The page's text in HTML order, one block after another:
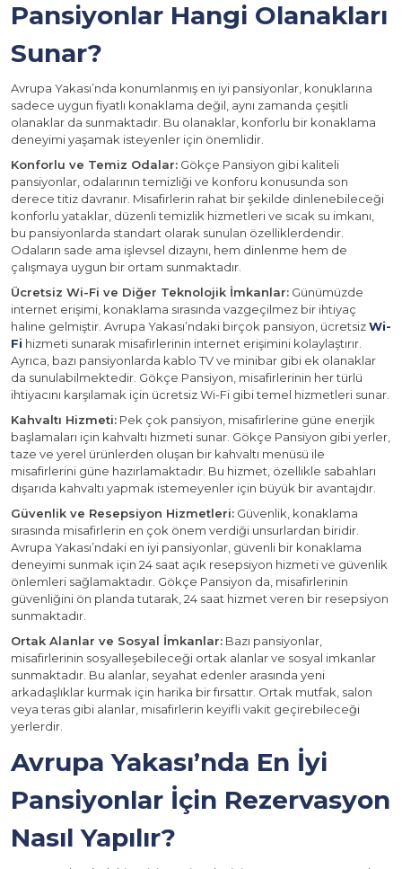
Pansiyonlar Hangi Olanakları
Sunar?
Avrupa Yakası’nda konumlanmış en iyi pansiyonlar, konuklarına
sadece uygun fiyatlı konaklama değil, aynı zamanda çeşitli
olanaklar da sunmaktadır. Bu olanaklar, konforlu bir konaklama
deneyimi yaşamak isteyenler için önemlidir.
Konforlu ve Temiz Odalar: Gökçe Pansiyon gibi kaliteli
pansiyonlar, odalarının temizliği ve konforu konusunda son
derece titiz davranır. Misafirlerin rahat bir şekilde dinlenebileceği
konforlu yataklar, düzenli temizlik hizmetleri ve sıcak su imkanı,
bu pansiyonlarda standart olarak sunulan özelliklerdendir.
Odaların sade ama işlevsel dizaynı, hem dinlenme hem de
çalışmaya uygun bir ortam sunmaktadır.
Ücretsiz Wi-Fi ve Diğer Teknolojik İmkanlar: Günümüzde
internet erişimi, konaklama sırasında vazgeçilmez bir ihtiyaç
haline gelmiştir. Avrupa Yakası’ndaki birçok pansiyon, ücretsizWi-
Fi hizmeti sunarak misafirlerinin internet erişimini kolaylaştırır.
Ayrıca, bazı pansiyonlarda kablo TV ve minibar gibi ek olanaklar
da sunulabilmektedir. Gökçe Pansiyon, misafirlerinin her türlü
ihtiyacını karşılamak için ücretsiz Wi-Fi gibi temel hizmetleri sunar.
Kahvaltı Hizmeti: Pek çok pansiyon, misafirlerine güne enerjik
başlamaları için kahvaltı hizmeti sunar. Gökçe Pansiyon gibi yerler,
taze ve yerel ürünlerden oluşan bir kahvaltı menüsü ile
misafirlerini güne hazırlamaktadır. Bu hizmet, özellikle sabahları
dışarıda kahvaltı yapmak istemeyenler için büyük bir avantajdır.
Güvenlik ve Resepsiyon Hizmetleri: Güvenlik, konaklama
sırasında misafirlerin en çok önem verdiği unsurlardan biridir.
Avrupa Yakası’ndaki en iyi pansiyonlar, güvenli bir konaklama
deneyimi sunmak için 24 saat açık resepsiyon hizmeti ve güvenlik
önlemleri sağlamaktadır. Gökçe Pansiyon da, misafirlerinin
güvenliğini ön planda tutarak, 24 saat hizmet veren bir resepsiyon
sunmaktadır.
Ortak Alanlar ve Sosyal İmkanlar: Bazı pansiyonlar,
misafirlerinin sosyalleşebileceği ortak alanlar ve sosyal imkanlar
sunmaktadır. Bu alanlar, seyahat edenler arasında yeni
arkadaşlıklar kurmak için harika bir fırsattır. Ortak mutfak, salon
veya teras gibi alanlar, misafirlerin keyifli vakit geçirebileceği
yerlerdir.
Avrupa Yakası’nda En İyi
Pansiyonlar İçin Rezervasyon
Nasıl Yapılır?